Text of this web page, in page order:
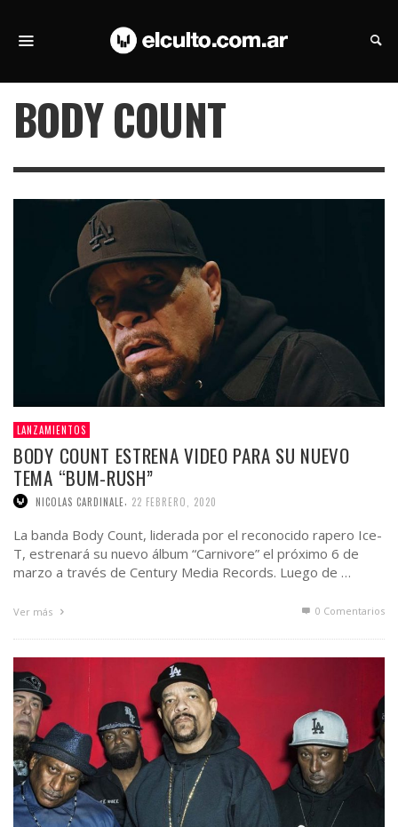
BODY COUNT
LANZAMIENTOS
BODY COUNT ESTRENA VIDEO PARA SU NUEVO
TEMA “BUM-RUSH”
NICOLAS CARDINALE 22 FEBRERO, 2020
La banda Body Count, liderada por el reconocido rapero Ice-
T, estrenará su nuevo álbum “Carnivore” el próximo 6 de
marzo a través de Century Media Records. Luego de …
Ver más 0 Comentarios